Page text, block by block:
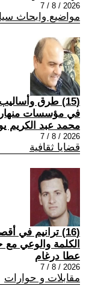
2026 / 8 / 7
مواضيع وابحاث
(15) طرق
في مؤسسات
محمد عبد الكريم
2026 / 8 / 7
قضايا ثقافية
(16) ترانيم في
الكلمة والوعي مع
عطا درغام
2026 / 8 / 7
مقابلات و حوارات